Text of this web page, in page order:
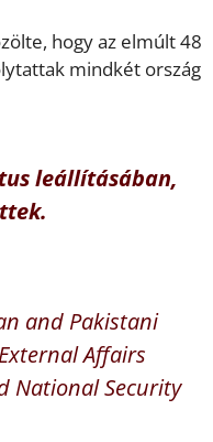
hogy az elmúlt 48
mindkét ország
leállításában,
and Pakistani
Affairs
National Security